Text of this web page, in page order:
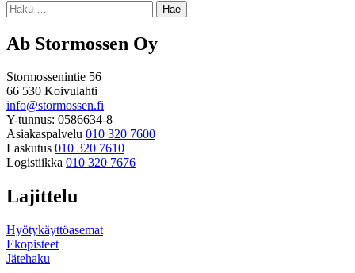
Haku:
Ab Stormossen Oy
Stormossenintie 56
66 530 Koivulahti
info@stormossen.fi
Y-tunnus: 0586634-8
Asiakaspalvelu 010 320 7600
Laskutus 010 320 7610
Logistiikka 010 320 7676
Lajittelu
Hyötykäyttöasemat
Ekopisteet
Jätehaku